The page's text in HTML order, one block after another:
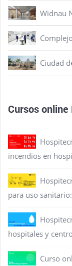
Widnau
Ciudad
Cursos
incendios en
para uso
hospitales y
Curso